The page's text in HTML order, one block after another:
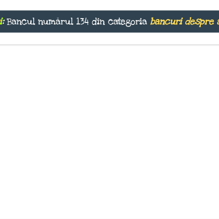
:Bancul numărul 134 din categoriabancuri despre